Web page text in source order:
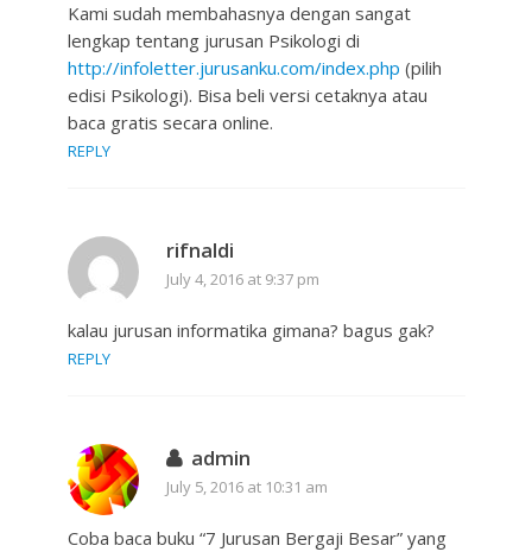
Kami sudah membahasnya dengan sangat
lengkap tentang jurusan Psikologi di
http://infoletter.jurusanku.com/index.php (pilih
edisi Psikologi). Bisa beli versi cetaknya atau
baca gratis secara online.
REPLY
rifnaldi
July 4, 2016 at 9:37 pm
kalau jurusan informatika gimana? bagus gak?
REPLY
admin
July 5, 2016 at 10:31 am
Coba baca buku “7 Jurusan Bergaji Besar” yang